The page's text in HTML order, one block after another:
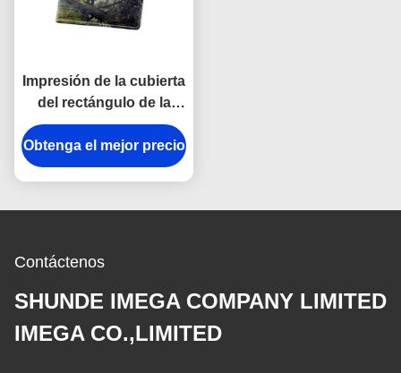
Impresión de la cubierta
del rectángulo de la
cartera del tenedor del
pasaporte de la PU del
viaje del modelo
Obtenga el mejor precio
Contáctenos
SHUNDE IMEGA COMPANY LIMITED
IMEGA CO.,LIMITED